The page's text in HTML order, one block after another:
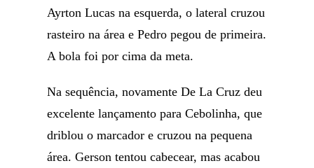
Ayrton Lucas na esquerda, o lateral cruzou
rasteiro na área e Pedro pegou de primeira.
A bola foi por cima da meta.
Na sequência, novamente De La Cruz deu
excelente lançamento para Cebolinha, que
driblou o marcador e cruzou na pequena
área. Gerson tentou cabecear, mas acabou